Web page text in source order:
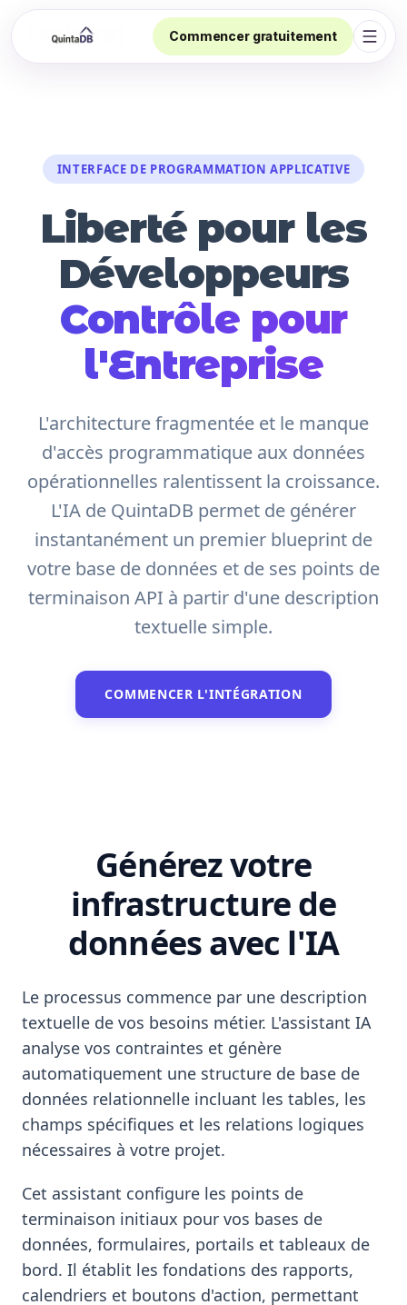
Commencer gratuitement
INTERFACE DE PROGRAMMATION APPLICATIVE
Liberté pour les
Développeurs
Contrôle pour
l'Entreprise
L'architecture fragmentée et le manque
d'accès programmatique aux données
opérationnelles ralentissent la croissance.
L'IA de QuintaDB permet de générer
instantanément un premier blueprint de
votre base de données et de ses points de
terminaison API à partir d'une description
textuelle simple.
COMMENCER L'INTÉGRATION
Générez votre
infrastructure de
données avec l'IA
Le processus commence par une description
textuelle de vos besoins métier. L'assistant IA
analyse vos contraintes et génère
automatiquement une structure de base de
données relationnelle incluant les tables, les
champs spécifiques et les relations logiques
nécessaires à votre projet.
Cet assistant configure les points de
terminaison initiaux pour vos bases de
données, formulaires, portails et tableaux de
bord. Il établit les fondations des rapports,
calendriers et boutons d'action, permettant